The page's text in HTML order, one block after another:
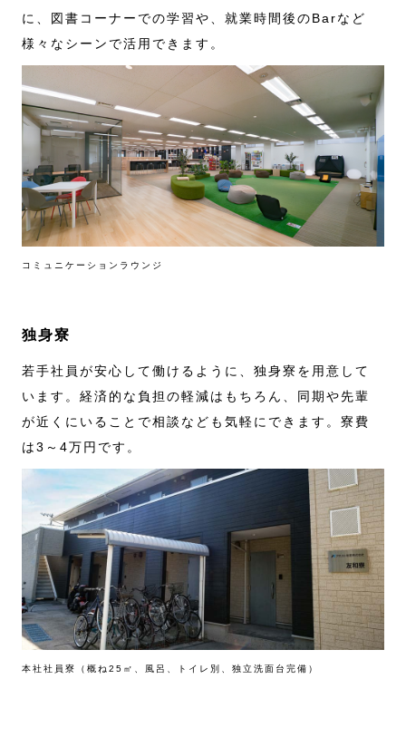
に、図書コーナーでの学習や、就業時間後のBarなど
様々なシーンで活用できます。
コミュニケーションラウンジ
独身寮
若手社員が安心して働けるように、独身寮を用意して
います。経済的な負担の軽減はもちろん、同期や先輩
が近くにいることで相談なども気軽にできます。寮費
は3～4万円です。
本社社員寮（概ね25㎡、風呂、トイレ別、独立洗面台完備）